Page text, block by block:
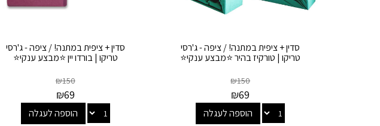
סדין + ציפית במתנה! / ציפה - ג'רסי
טריקו | טורקיז בהיר ⭐מבצע ענקי⭐
₪150
₪69
הוספה לעגלה
סדין + ציפית במתנה! / ציפה - ג'רסי
טריקו | בורדו יין ⭐מבצע ענקי⭐
₪150
₪69
הוספה לעגלה